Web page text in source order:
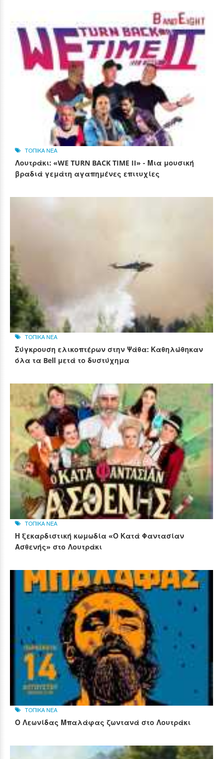
ΤΟΠΙΚΑ ΝΕΑ
Λουτράκι: «WE TURN BACK TIME II» - Μια μουσική
βραδιά γεμάτη αγαπημένες επιτυχίες
ΤΟΠΙΚΑ ΝΕΑ
Σύγκρουση ελικοπτέρων στην Ψάθα: Καθηλώθηκαν
όλα τα Bell μετά το δυστύχημα
ΤΟΠΙΚΑ ΝΕΑ
Η ξεκαρδιστική κωμωδία «Ο Κατά Φαντασίαν
Ασθενής» στο Λουτράκι
ΤΟΠΙΚΑ ΝΕΑ
Ο Λεωνίδας Μπαλάφας ζωντανά στο Λουτράκι